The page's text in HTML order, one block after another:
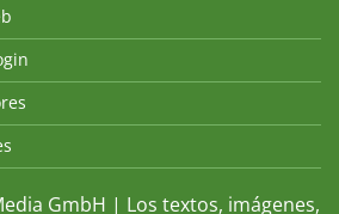
GmbH | Los textos, imágenes,